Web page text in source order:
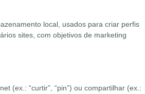
local, usados para criar perfis
sites, com objetivos de marketing
(ex.: “curtir”, “pin”) ou compartilhar (ex.: